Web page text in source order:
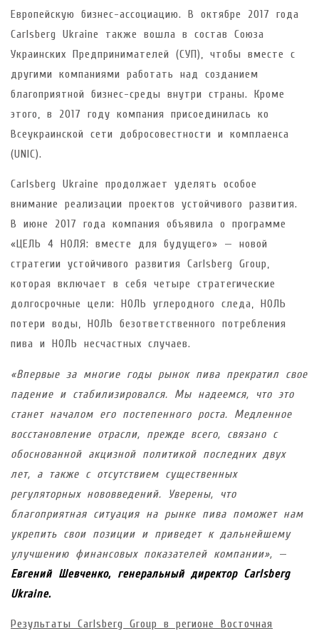
Европейскую бизнес-ассоциацию. В октябре 2017 года
Carlsberg Ukraine также вошла в состав Союза
Украинских Предпринимателей (СУП), чтобы вместе с
другими компаниями работать над созданием
благоприятной бизнес-среды внутри страны. Кроме
этого, в 2017 году компания присоединилась ко
Всеукраинской сети добросовестности и комплаенса
(UNIC).
Carlsberg Ukraine продолжает уделять особое
внимание реализации проектов устойчивого развития.
В июне 2017 года компания объявила о программе
«ЦЕЛЬ 4 НОЛЯ: вместе для будущего» — новой
стратегии устойчивого развития Carlsberg Group,
которая включает в себя четыре стратегические
долгосрочные цели: НОЛЬ углеродного следа, НОЛЬ
потери воды, НОЛЬ безответственного потребления
пива и НОЛЬ несчастных случаев.
«Впервые за многие годы рынок пива прекратил свое
падение и стабилизировался. Мы надеемся, что это
станет началом его постепенного роста. Медленное
восстановление отрасли, прежде всего, связано с
обоснованной акцизной политикой последних двух
лет, а также с отсутствием существенных
регуляторных нововведений. Уверены, что
благоприятная ситуация на рынке пива поможет нам
укрепить свои позиции и приведет к дальнейшему
улучшению финансовых показателей компании», —
Евгений Шевченко, генеральный директор Carlsberg
Ukraine.
Результаты Carlsberg Group в регионе Восточная